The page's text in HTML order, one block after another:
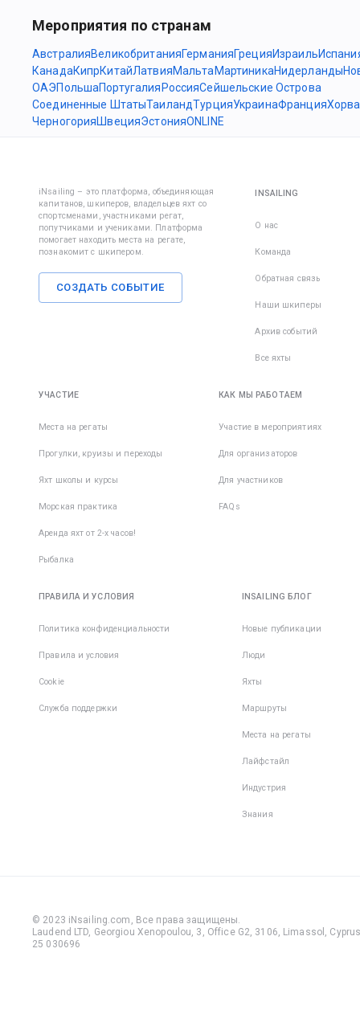
Мероприятия по странам
АвстралияВеликобританияГерманияГрецияИзраиль
КанадаКипрКитайЛатвияМальта МартиникаНидерланды
ОАЭПольшаПортугалия РоссияСейшельские Острова
Соединенные ШтатыТаиландТурцияУкраинаФранция
ЧерногорияШвецияЭстонияONLINE
iNsailing – это платформа, объединяющая
капитанов, шкиперов, владельцев яхт со
спортсменами, участниками регат,
попутчиками и учениками. Платформа
помогает находить места на регате,
познакомит с шкипером.
СОЗДАТЬ СОБЫТИЕ
INSAILING
О нас
Команда
Обратная связь
Наши шкиперы
Архив событий
Все яхты
УЧАСТИЕ
Места на регаты
Прогулки, круизы и переходы
Яхт школы и курсы
Морская практика
Аренда яхт от 2-х часов!
Рыбалка
КАК МЫ РАБОТАЕМ
Участие в мероприятиях
Для организаторов
Для участников
FAQs
ПРАВИЛА И УСЛОВИЯ
Политика конфиденциальности
Правила и условия
Cookie
Служба поддержки
INSAILING БЛОГ
Новые публикации
Люди
Яхты
Маршруты
Места на регаты
Лайфстайл
Индустрия
Знания
© 2023 iNsailing.com, Все права защищены.
Laudend LTD, Georgiou Xenopoulou, 3, Office G2, 3106, Limassol,
25 030696